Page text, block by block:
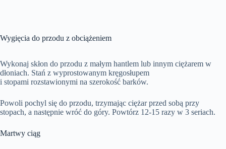
Wygięcia do przodu z obciążeniem
Wykonaj skłon do przodu z małym hantlem lub innym ciężarem w
dłoniach. Stań z wyprostowanym kręgosłupem
i stopami rozstawionymi na szerokość barków.
Powoli pochyl się do przodu, trzymając ciężar przed sobą przy
stopach, a następnie wróć do góry. Powtórz 12-15 razy w 3 seriach.
Martwy ciąg